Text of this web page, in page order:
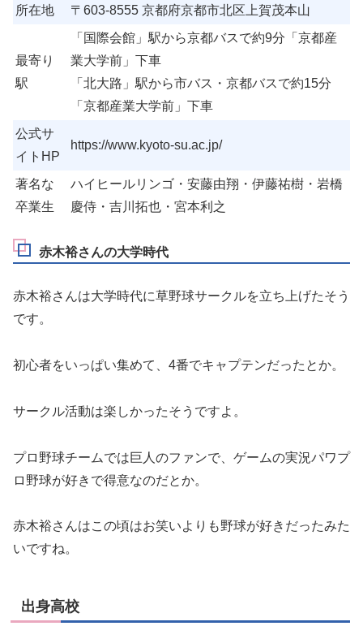
所在地
〒603-8555 京都府京都市北区上賀茂本山
最寄り
駅
「国際会館」駅から京都バスで約9分「京都産
業大学前」下車
「北大路」駅から市バス・京都バスで約15分
「京都産業大学前」下車
公式サ
イトHP
https://www.kyoto-su.ac.jp/
著名な
卒業生
ハイヒールリンゴ・安藤由翔・伊藤祐樹・岩橋
慶侍・吉川拓也・宮本利之
赤木裕さんの大学時代
赤木裕さんは大学時代に草野球サークルを立ち上げたそう
です。
初心者をいっぱい集めて、4番でキャプテンだったとか。
サークル活動は楽しかったそうですよ。
プロ野球チームでは巨人のファンで、ゲームの実況パワプ
ロ野球が好きで得意なのだとか。
赤木裕さんはこの頃はお笑いよりも野球が好きだったみた
いですね。
出身高校